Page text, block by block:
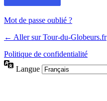
Mot de passe oublié ?
← Aller sur Tour-du-Globeurs.fr
Politique de confidentialité
Langue